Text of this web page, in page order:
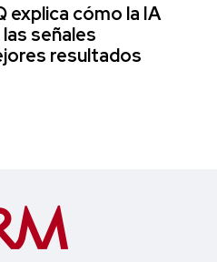
explica cómo la IA
señales
resultados